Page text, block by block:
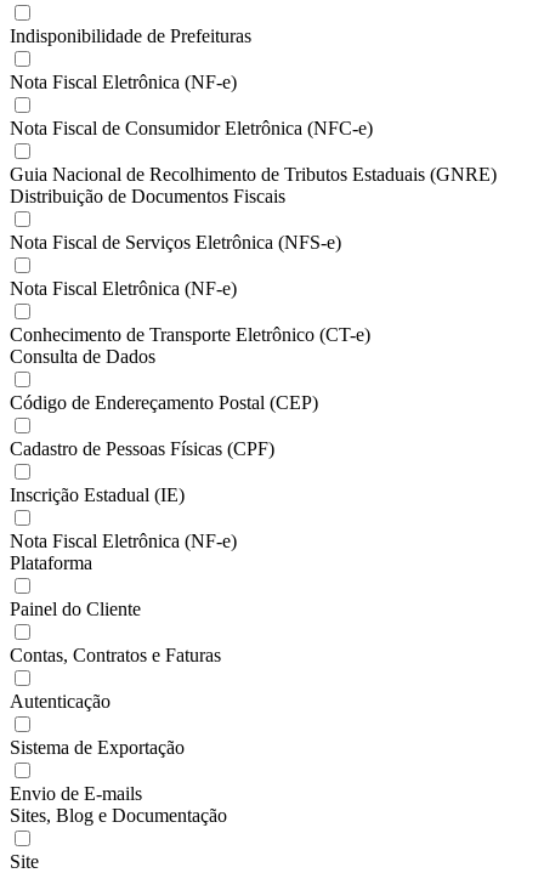
Indisponibilidade de Prefeituras
Nota Fiscal Eletrônica (NF-e)
Nota Fiscal de Consumidor Eletrônica (NFC-e)
Guia Nacional de Recolhimento de Tributos Estaduais (GNRE)
Distribuição de Documentos Fiscais
Nota Fiscal de Serviços Eletrônica (NFS-e)
Nota Fiscal Eletrônica (NF-e)
Conhecimento de Transporte Eletrônico (CT-e)
Consulta de Dados
Código de Endereçamento Postal (CEP)
Cadastro de Pessoas Físicas (CPF)
Inscrição Estadual (IE)
Nota Fiscal Eletrônica (NF-e)
Plataforma
Painel do Cliente
Contas, Contratos e Faturas
Autenticação
Sistema de Exportação
Envio de E-mails
Sites, Blog e Documentação
Site